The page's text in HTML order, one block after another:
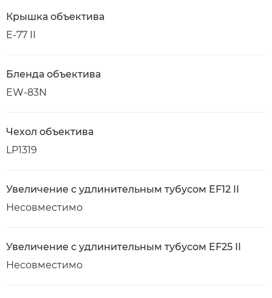
Крышка объектива
E-77 II
Бленда объектива
EW-83N
Чехол объектива
LP1319
Увеличение с удлинительным тубусом EF12 II
Несовместимо
Увеличение с удлинительным тубусом EF25 II
Несовместимо